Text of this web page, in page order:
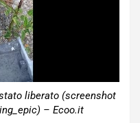
liberato (screenshot
– Ecoo.it